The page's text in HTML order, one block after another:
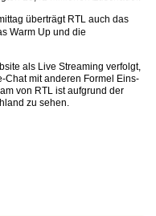
überträgt RTL auch das
Warm Up und die
als Live Streaming verfolgt,
Chat mit anderen Formel Eins-
von RTL ist aufgrund der
zu sehen.